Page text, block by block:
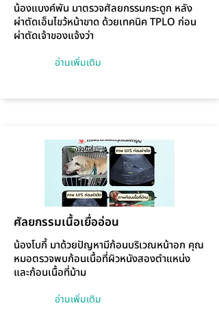
น้องแบงค์พัน มาตรวจศัลยกรรมกระดูก หลัง
ผ่าตัดเอ็นไขว้หน้าขาด ด้วยเทคนิค TPLO ก่อน
ผ่าตัดเจ้าของแจ้งว่า
อ่านเพิ่มเติม
ศัลยกรรมเนื้อเยื่ออ่อน
น้องโบกี้ มาด้วยปัญหามีก้อนบริเวณหน้าอก คุณ
หมอตรวจพบก้อนเนื้อที่ผิวหนังสองตำแหน่ง
และก้อนเนื้อที่ม้าม
อ่านเพิ่มเติม